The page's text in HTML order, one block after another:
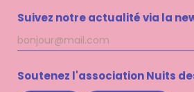
Suivez notre actualité via la
Adresse
mail
Soutenez l'association Nuits